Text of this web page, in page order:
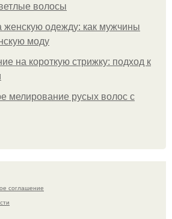
волосы
женскую одежду: как мужчины
моду
на короткую стрижку: подход к
мелирование русых волос с
соглашение